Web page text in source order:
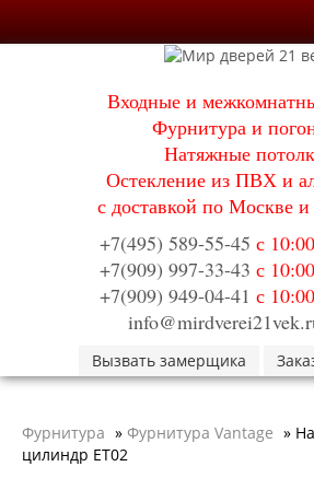
Входные двери
Двери с терморазрывом для
Двери Бункер
Двери Лекс
Двери Рыцарь
Двери Термодор
Монолит
Стайл
Термо Лацио
Флагман
Входные и
Фурнитура и
Натяжные
Остекление из ПВХ и
с доставкой по Москве
+7(495) 589-55-45 с
+7(909) 997-33-43 с
+7(909) 949-04-41 с
Вызвать замерщика
Фурнитура » Фурнитура Vantage »
цилиндр ET02